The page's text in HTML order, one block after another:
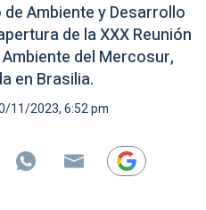
Ambiente y Desarrollo
de la XXX Reunión
del Mercosur,
en Brasilia.
11/2023, 6:52 pm